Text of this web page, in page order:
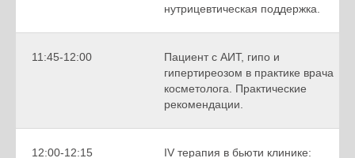
нутрицевтическая поддержка.
11:45-12:00
Пациент с АИТ, гипо и
гипертиреозом в практике врача
косметолога. Практические
рекомендации.
12:00-12:15
IV терапия в бьюти клинике: